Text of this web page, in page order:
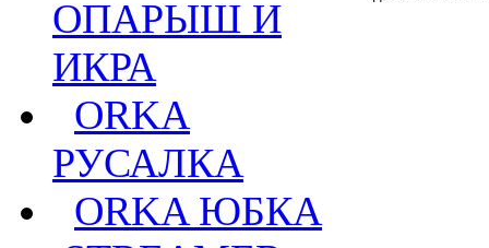
ОПАРЫШ И
ИКРА
ORKA
РУСАЛКА
ORKA ЮБКА